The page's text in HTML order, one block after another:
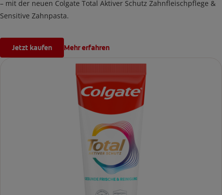
– mit der neuen Colgate Total Aktiver Schutz Zahnfleischpflege &
Sensitive Zahnpasta.
Jetzt kaufen Mehr erfahren